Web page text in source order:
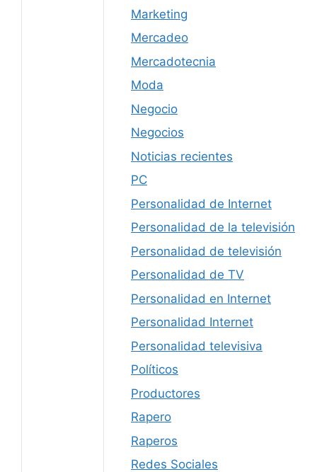
Marketing
Mercadeo
Mercadotecnia
Moda
Negocio
Negocios
Noticias recientes
PC
Personalidad de Internet
Personalidad de la televisión
Personalidad de televisión
Personalidad de TV
Personalidad en Internet
Personalidad Internet
Personalidad televisiva
Políticos
Productores
Rapero
Raperos
Redes Sociales